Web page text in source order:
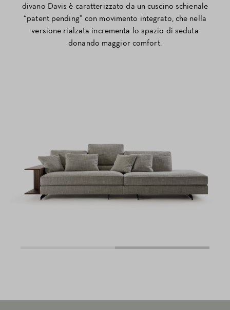
divano Davis è caratterizzato da un cuscino schienale
“patent pending” con movimento integrato, che nella
versione rialzata incrementa lo spazio di seduta
donando maggior comfort.